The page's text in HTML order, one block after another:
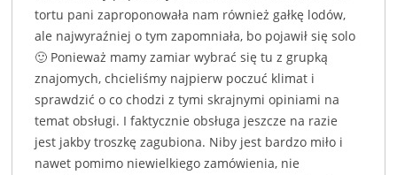
tortu pani zaproponowała nam również gałkę lodów,
ale najwyraźniej o tym zapomniała, bo pojawił się solo
🙂 Ponieważ mamy zamiar wybrać się tu z grupką
znajomych, chcieliśmy najpierw poczuć klimat i
sprawdzić o co chodzi z tymi skrajnymi opiniami na
temat obsługi. I faktycznie obsługa jeszcze na razie
jest jakby troszkę zagubiona. Niby jest bardzo miło i
nawet pomimo niewielkiego zamówienia, nie